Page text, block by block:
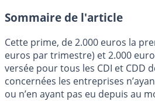
Sommaire de l'article
Cette prime, de 2.000 euros la
euros par trimestre) et 2.000
versée pour tous les CDI et CDD
concernées les entreprises
ou n’en ayant pas eu depuis au